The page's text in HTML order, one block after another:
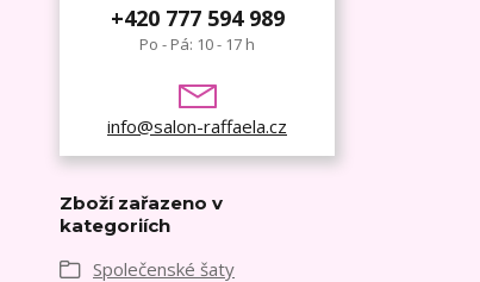
+420 777 594 989
Po - Pá: 10 - 17 h
info@salon-raffaela.cz
Zboží zařazeno v
kategoriích
Společenské šaty